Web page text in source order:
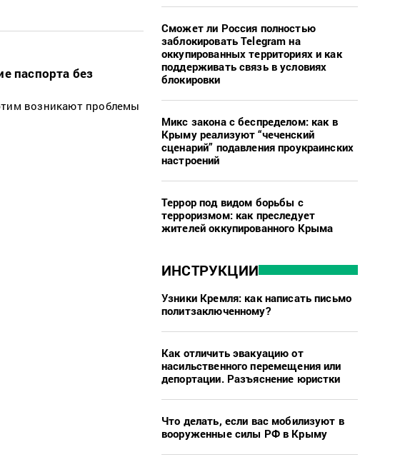
паспорта без
возникают проблемы
Сможет ли Россия полностью
заблокировать Telegram на
оккупированных территориях и как
поддерживать связь в условиях
блокировки
Микс закона с беспределом: как в
Крыму реализуют “чеченский
сценарий” подавления проукраинских
настроений
Террор под видом борьбы с
терроризмом: как преследует
жителей оккупированного Крыма
ИНСТРУКЦИИ
Узники Кремля: как написать письмо
политзаключенному?
Как отличить эвакуацию от
насильственного перемещения или
депортации. Разъяснение юристки
Что делать, если вас мобилизуют в
вооруженные силы РФ в Крыму